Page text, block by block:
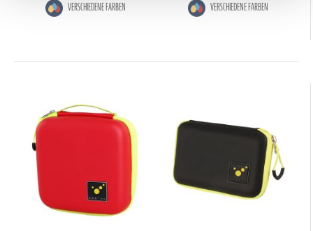
VERSCHIEDENE FARBEN VERSCHIEDENE FARBEN